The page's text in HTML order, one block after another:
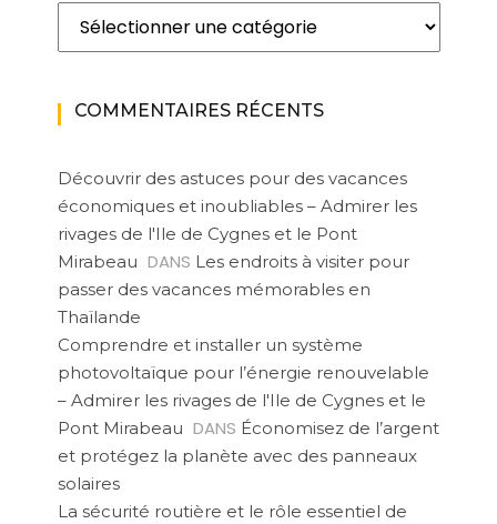
Catégories
COMMENTAIRES RÉCENTS
Découvrir des astuces pour des vacances
économiques et inoubliables – Admirer les
rivages de l'Ile de Cygnes et le Pont
Mirabeau DANS Les endroits à visiter pour
passer des vacances mémorables en
Thaïlande
Comprendre et installer un système
photovoltaïque pour l’énergie renouvelable
– Admirer les rivages de l'Ile de Cygnes et le
Pont Mirabeau DANS Économisez de l’argent
et protégez la planète avec des panneaux
solaires
La sécurité routière et le rôle essentiel de